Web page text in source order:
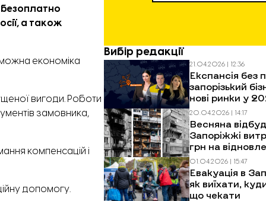
безоплатно
а також
економіка
вигоди. Роботи
замовника,
компенсацій і
допомогу.
Вибір редакції
21.04.2026 | 12:36
Експансія без
запорізький
нові ринки у
20.04.2026 | 14:17
Весняна
Запоріжжі
грн на
обстрілів
01.04.2026 | 15:47
Евакуація в
як виїхати,
що чекати